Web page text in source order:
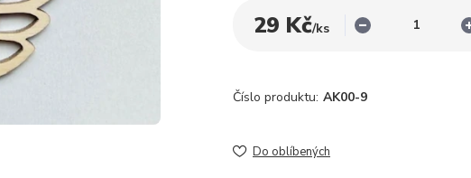
29 Kč/ks
Číslo produktu: AK00-9
Do oblíbených